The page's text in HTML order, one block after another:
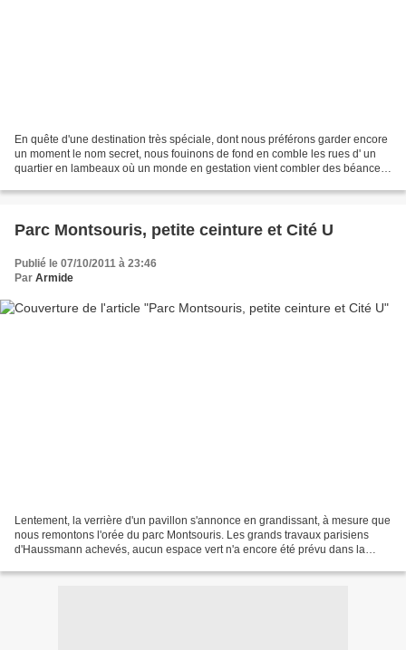
En quête d'une destination très spéciale, dont nous préférons garder encore
un moment le nom secret, nous fouinons de fond en comble les rues d' un
quartier en lambeaux où un monde en gestation vient combler des béances,
Parc Montsouris, petite ceinture et Cité U
Publié le 07/10/2011 à 23:46
Par Armide
Lentement, la verrière d'un pavillon s'annonce en grandissant, à mesure que
nous remontons l'orée du parc Montsouris. Les grands travaux parisiens
d'Haussmann achevés, aucun espace vert n'a encore été prévu dans la